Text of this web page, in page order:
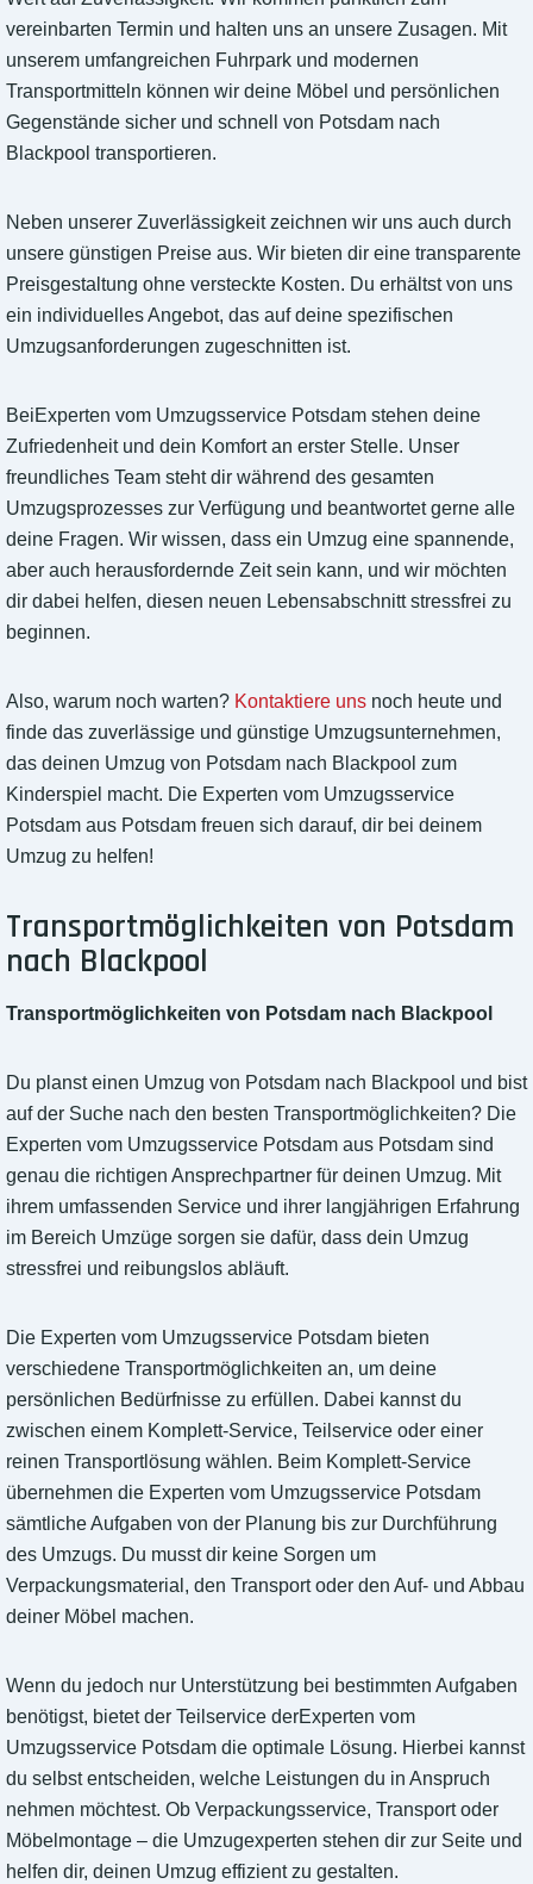
vereinbarten Termin und halten uns an unsere Zusagen. Mit
unserem umfangreichen Fuhrpark und modernen
Transportmitteln können wir deine Möbel und persönlichen
Gegenstände sicher und schnell von Potsdam nach
Blackpool transportieren.
Neben unserer Zuverlässigkeit zeichnen wir uns auch durch
unsere günstigen Preise aus. Wir bieten dir eine transparente
Preisgestaltung ohne versteckte Kosten. Du erhältst von uns
ein individuelles Angebot, das auf deine spezifischen
Umzugsanforderungen zugeschnitten ist.
BeiExperten vom Umzugsservice Potsdam stehen deine
Zufriedenheit und dein Komfort an erster Stelle. Unser
freundliches Team steht dir während des gesamten
Umzugsprozesses zur Verfügung und beantwortet gerne alle
deine Fragen. Wir wissen, dass ein Umzug eine spannende,
aber auch herausfordernde Zeit sein kann, und wir möchten
dir dabei helfen, diesen neuen Lebensabschnitt stressfrei zu
beginnen.
Also, warum noch warten? Kontaktiere uns noch heute und
finde das zuverlässige und günstige Umzugsunternehmen,
das deinen Umzug von Potsdam nach Blackpool zum
Kinderspiel macht. Die Experten vom Umzugsservice
Potsdam aus Potsdam freuen sich darauf, dir bei deinem
Umzug zu helfen!
Transportmöglichkeiten von Potsdam
nach Blackpool
Transportmöglichkeiten von Potsdam nach Blackpool
Du planst einen Umzug von Potsdam nach Blackpool und bist
auf der Suche nach den besten Transportmöglichkeiten? Die
Experten vom Umzugsservice Potsdam aus Potsdam sind
genau die richtigen Ansprechpartner für deinen Umzug. Mit
ihrem umfassenden Service und ihrer langjährigen Erfahrung
im Bereich Umzüge sorgen sie dafür, dass dein Umzug
stressfrei und reibungslos abläuft.
Die Experten vom Umzugsservice Potsdam bieten
verschiedene Transportmöglichkeiten an, um deine
persönlichen Bedürfnisse zu erfüllen. Dabei kannst du
zwischen einem Komplett-Service, Teilservice oder einer
reinen Transportlösung wählen. Beim Komplett-Service
übernehmen die Experten vom Umzugsservice Potsdam
sämtliche Aufgaben von der Planung bis zur Durchführung
des Umzugs. Du musst dir keine Sorgen um
Verpackungsmaterial, den Transport oder den Auf- und Abbau
deiner Möbel machen.
Wenn du jedoch nur Unterstützung bei bestimmten Aufgaben
benötigst, bietet der Teilservice derExperten vom
Umzugsservice Potsdam die optimale Lösung. Hierbei kannst
du selbst entscheiden, welche Leistungen du in Anspruch
nehmen möchtest. Ob Verpackungsservice, Transport oder
Möbelmontage – die Umzugexperten stehen dir zur Seite und
helfen dir, deinen Umzug effizient zu gestalten.